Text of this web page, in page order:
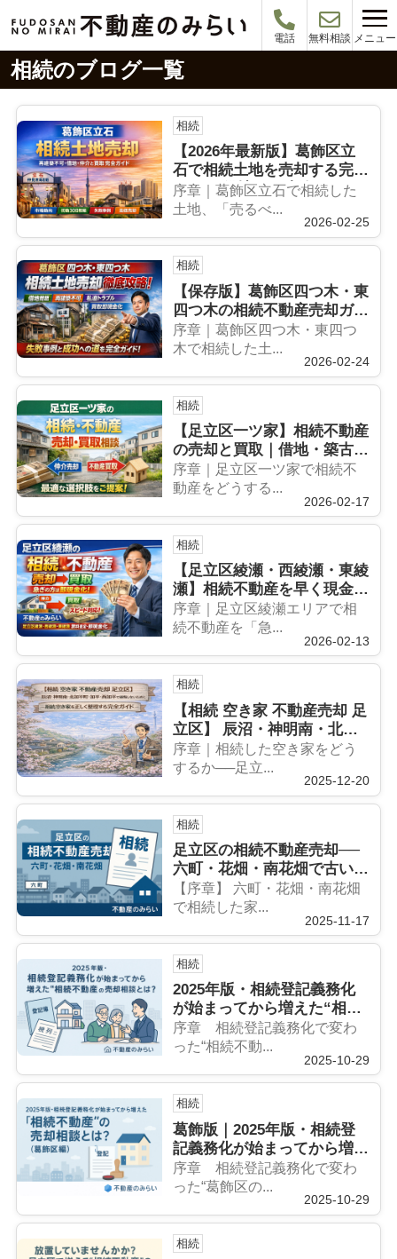
電話 無料相談 メニュー
相続のブログ一覧
相続
【2026年最新版】葛飾区立
石で相続土地を売却する完全
ガイド 借地・再建築不可・
買取まで徹底解説｜後悔しな
序章｜葛飾区立石で相続した
土地、「売るべ...
2026-02-25
相続
【保存版】葛飾区四つ木・東
四つ木の相続不動産売却ガイ
ド｜借地・買取まで徹底解説
序章｜葛飾区四つ木・東四つ
木で相続した土...
2026-02-24
相続
【足立区一ツ家】相続不動産
の売却と買取｜借地・築古で
も動かす具体戦略と即現金化
の方法
序章｜足立区一ツ家で相続不
動産をどうする...
2026-02-17
相続
【足立区綾瀬・西綾瀬・東綾
瀬】相続不動産を早く現金化
したい方へ｜通常売却と買取
の正しい選び方
序章｜足立区綾瀬エリアで相
続不動産を「急...
2026-02-13
相続
【相続 空き家 不動産売却 足
立区】 辰沼・神明南・北加
平町・加平・西加平で 後悔
しないために──相続空き家
を正しく整理する完全ガイド
序章｜相続した空き家をどう
するか──足立...
2025-12-20
相続
足立区の相続不動産売却──
六町・花畑・南花畑で古い実
家や空き家を安全に売るため
の完全ガイド
【序章】 六町・花畑・南花畑
で相続した家...
2025-11-17
相続
2025年版・相続登記義務化
が始まってから増えた“相続
不動産”の売却相談とは？
序章 相続登記義務化で変わ
った“相続不動...
2025-10-29
相続
葛飾版｜2025年版・相続登
記義務化が始まってから増え
た“相続不動産”の売却相談と
は？
序章 相続登記義務化で変わ
った“葛飾区の...
2025-10-29
相続